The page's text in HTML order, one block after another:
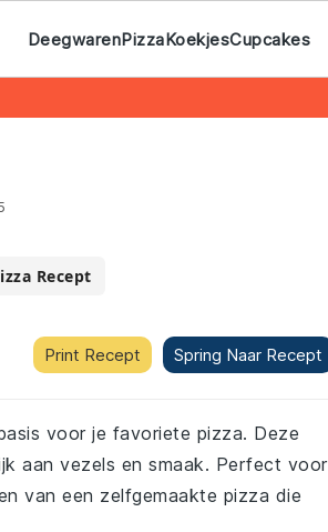
DeegwarenPizzaKoekjesCupcakes
Recept
Print Recept Spring Naar Recept
voor je favoriete pizza. Deze
aan vezels en smaak. Perfect voor
van een zelfgemaakte pizza die